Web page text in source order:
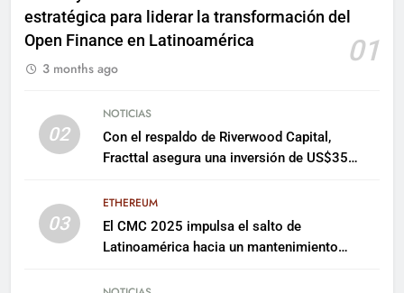
estratégica para liderar la transformación del
Open Finance en Latinoamérica
01
3 months ago
02
NOTICIAS
Con el respaldo de Riverwood Capital,
Fracttal asegura una inversión de US$35
03
ETHEREUM
El CMC 2025 impulsa el salto de
Latinoamérica hacia un mantenimiento